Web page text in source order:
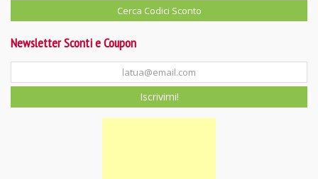
Newsletter Sconti e Coupon
Iscrivimi!